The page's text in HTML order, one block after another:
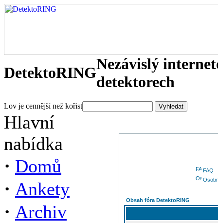
DetektoRINGNezávislý
detektorech
Lov je cennější než kořist
Hlavní
nabídka
· Domů
· Ankety
· Archiv
FAQ
Obsah fóra DetektoRING